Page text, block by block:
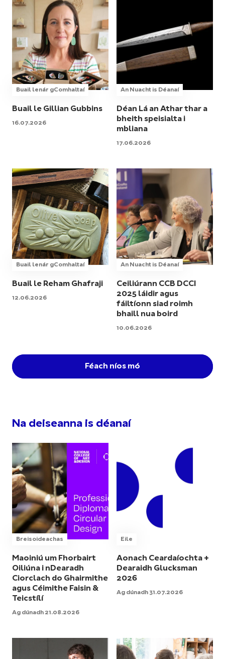
Buail lenár gComhaltaí
Buail le Gillian Gubbins
16.07.2026
An Nuacht is Déanaí
Déan Lá an Athar thar a
bheith speisialta i
mbliana
17.06.2026
Buail lenár gComhaltaí
Buail le Reham Ghafraji
12.06.2026
An Nuacht is Déanaí
Ceiliúrann CCB DCCI
2025 láidir agus
fáiltíonn siad roimh
bhaill nua boird
10.06.2026
Féach níos mó
Na deiseanna is déanaí
Breisoideachas
Maoiniú um Fhorbairt
Oiliúna i nDearadh
Ciorclach do Ghairmithe
agus Céimithe Faisin &
Teicstílí
Ag dúnadh 21.08.2026
Eile
Aonach Ceardaíochta +
Dearaidh Glucksman
2026
Ag dúnadh 31.07.2026